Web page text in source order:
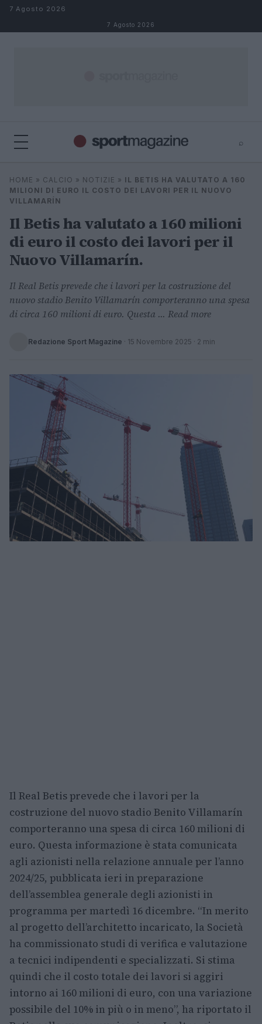
Salta al contenuto
7 Agosto 2026
7 Agosto 2026
⌕
Cerca
⌕ ×
HOME » CALCIO » NOTIZIE » IL BETIS HA VALUTATO A 160
MILIONI DI EURO IL COSTO DEI LAVORI PER IL NUOVO
VILLAMARÍN
Il Betis ha valutato a 160 milioni
di euro il costo dei lavori per il
Nuovo Villamarín.
Il Real Betis prevede che i lavori per la costruzione del
nuovo stadio Benito Villamarín comporteranno una spesa
di circa 160 milioni di euro. Questa ... Read more
Redazione Sport Magazine · 15 Novembre 2025 · 2 min
Il Real Betis prevede che i lavori per la
costruzione del nuovo stadio Benito Villamarín
comporteranno una spesa di circa 160 milioni di
euro. Questa informazione è stata comunicata
agli azionisti nella relazione annuale per l’anno
2024/25, pubblicata ieri in preparazione
dell’assemblea generale degli azionisti in
programma per martedì 16 dicembre. “In merito
al progetto dell’architetto incaricato, la Società
ha commissionato studi di verifica e valutazione
a tecnici indipendenti e specializzati. Si stima
quindi che il costo totale dei lavori si aggiri
intorno ai 160 milioni di euro, con una variazione
possibile del 10% in più o in meno”, ha riportato il